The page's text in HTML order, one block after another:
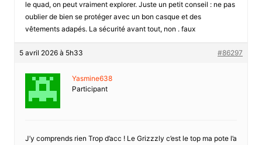
le quad, on peut vraiment explorer. Juste un petit conseil : ne pas
oublier de bien se protéger avec un bon casque et des
vêtements adapés. La sécurité avant tout, non . faux
5 avril 2026 à 5h33 #86297
Yasmine638
Participant
J’y comprends rien Trop d’acc ! Le Grizzzly c’est le top ma pote l’a